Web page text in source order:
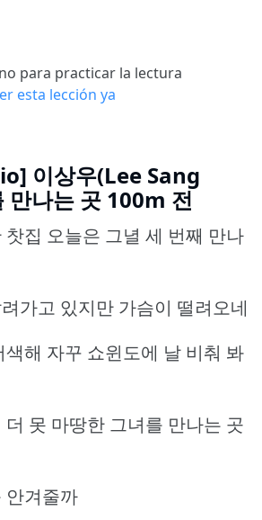
para practicar la lectura
esta lección ya
이상우(Lee Sang
만나는 곳 100m 전
집 오늘은 그녈 세 번째 만나
가고 있지만 가슴이 떨려오네
해 자꾸 쇼윈도에 날 비춰 봐
못 마땅한 그녀를 만나는 곳
안겨줄까